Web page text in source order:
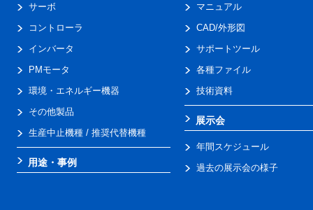
サーボ
コントローラ
インバータ
PMモータ
環境・エネルギー機器
その他製品
生産中止機種 / 推奨代替機種
用途・事例
マニュアル
CAD/外形図
サポートツール
各種ファイル
技術資料
展示会
年間スケジュール
過去の展示会の様子